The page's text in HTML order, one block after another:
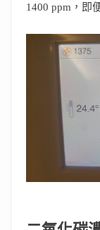
1400 ppm，即